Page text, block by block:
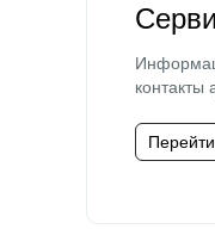
контакты